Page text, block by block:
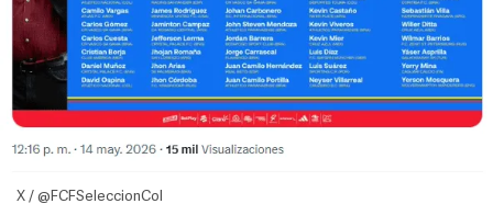
X / @FCFSeleccionCol